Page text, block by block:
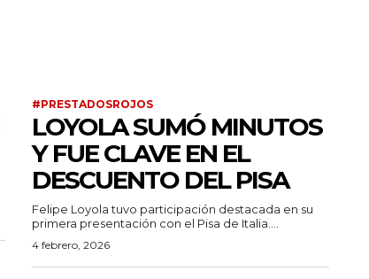
#PRESTADOSROJOS
LOYOLA SUMÓ MINUTOS
Y FUE CLAVE EN EL
DESCUENTO DEL PISA
Felipe Loyola tuvo participación destacada en su
primera presentación con el Pisa de Italia....
4 febrero, 2026